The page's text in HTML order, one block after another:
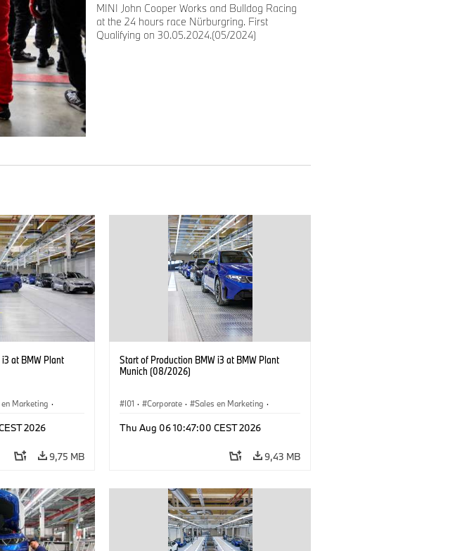
MINI John Cooper Works and Bulldog Racing
at the 24 hours race Nürburgring. First
Qualifying on 30.05.2024.(05/2024)
at BMW Plant
Marketing ·
2026
9,75 MB
Start of Production BMW i3 at BMW Plant
Munich (08/2026)
I01 · Corporate · Sales en Marketing ·
Thu Aug 06 10:47:00 CEST 2026
9,43 MB